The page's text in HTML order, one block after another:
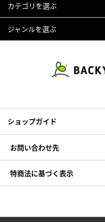
カテゴリを選ぶ
ジャンルを選ぶ
ショップガイド
お問い合わせ先
特商法に基づく表示